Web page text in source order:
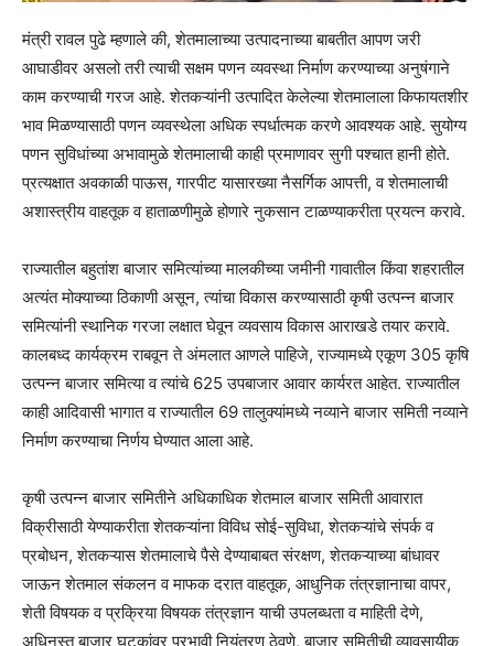
मंत्री रावल पुढे म्हणाले की, शेतमालाच्या उत्पादनाच्या बाबतीत आपण जरी
आघाडीवर असलो तरी त्याची सक्षम पणन व्यवस्था निर्माण करण्याच्या अनुषंगाने
काम करण्याची गरज आहे. शेतकऱ्यांनी उत्पादित केलेल्या शेतमालाला किफायतशीर
भाव मिळण्यासाठी पणन व्यवस्थेला अधिक स्पर्धात्मक करणे आवश्यक आहे. सुयोग्य
पणन सुविधांच्या अभावामुळे शेतमालाची काही प्रमाणावर सुगी पश्चात हानी होते.
प्रत्यक्षात अवकाळी पाऊस, गारपीट यासारख्या नैसर्गिक आपत्ती, व शेतमालाची
अशास्त्रीय वाहतूक व हाताळणीमुळे होणारे नुकसान टाळण्याकरीता प्रयत्न करावे.
राज्यातील बहुतांश बाजार समित्यांच्या मालकीच्या जमीनी गावातील किंवा शहरातील
अत्यंत मोक्याच्या ठिकाणी असून, त्यांचा विकास करण्यासाठी कृषी उत्पन्न बाजार
समित्यांनी स्थानिक गरजा लक्षात घेवून व्यवसाय विकास आराखडे तयार करावे.
कालबध्द कार्यक्रम राबवून ते अंमलात आणले पाहिजे, राज्यामध्ये एकूण 305 कृषि
उत्पन्न बाजार समित्या व त्यांचे 625 उपबाजार आवार कार्यरत आहेत. राज्यातील
काही आदिवासी भागात व राज्यातील 69 तालुक्यांमध्ये नव्याने बाजार समिती नव्याने
निर्माण करण्याचा निर्णय घेण्यात आला आहे.
कृषी उत्पन्न बाजार समितीने अधिकाधिक शेतमाल बाजार समिती आवारात
विक्रीसाठी येण्याकरीता शेतकऱ्यांना विविध सोई-सुविधा, शेतकऱ्यांचे संपर्क व
प्रबोधन, शेतकऱ्यास शेतमालाचे पैसे देण्याबाबत संरक्षण, शेतकऱ्याच्या बांधावर
जाऊन शेतमाल संकलन व माफक दरात वाहतूक, आधुनिक तंत्रज्ञानाचा वापर,
शेती विषयक व प्रक्रिया विषयक तंत्रज्ञान याची उपलब्धता व माहिती देणे,
अधिनस्त बाजार घटकांवर प्रभावी नियंत्रण ठेवणे, बाजार समितीची व्यावसायीक